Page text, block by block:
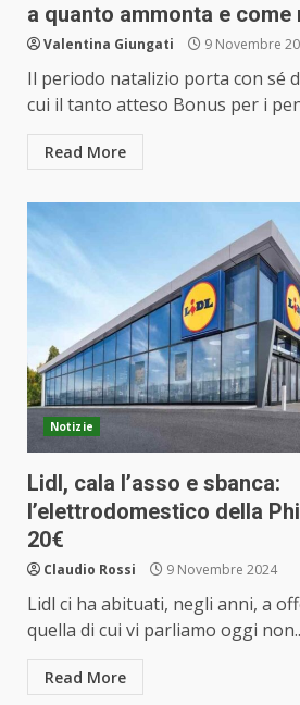
a quanto ammonta e
Valentina Giungati 9 Novembre
Il periodo natalizio porta con sé
cui il tanto atteso Bonus per i
Read More
Notizie
Lidl, cala l’asso e sbanca:
l’elettrodomestico della
20€
Claudio Rossi 9 Novembre 2024
Lidl ci ha abituati, negli anni, a
quella di cui vi parliamo oggi
Read More